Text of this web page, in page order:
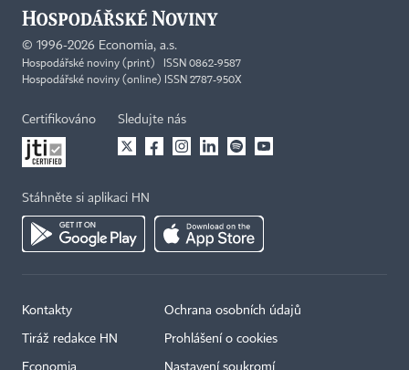
© 1996-2026 Economia, a.s.
Hospodářské noviny (print) ISSN 0862-9587
Hospodářské noviny (online) ISSN 2787-950X
Certifikováno Sledujte nás
Stáhněte si aplikaci HN
Kontakty
Tiráž redakce HN
Ochrana osobních údajů
Prohlášení o cookies